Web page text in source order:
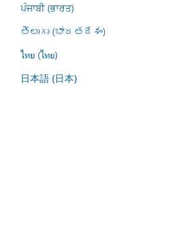
ਪੰਜਾਬੀ (ਭਾਰਤ)
తెలుగు (భారతదేశం)
ไทย (ไทย)
日本語 (日本)